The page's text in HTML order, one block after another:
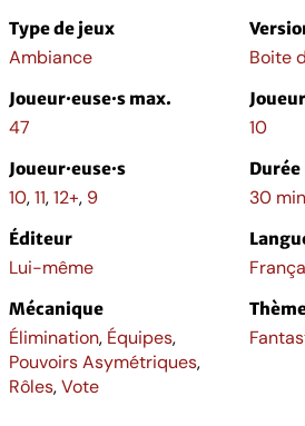
Type de jeux
Ambiance Boite
Joueur·euse·s max.
47 10
Joueur·euse·s
10,11,12+, 9
Durée
30
Éditeur
Lui-même
Mécanique
Élimination, Équipes,
Pouvoirs Asymétriques,
Rôles,Vote